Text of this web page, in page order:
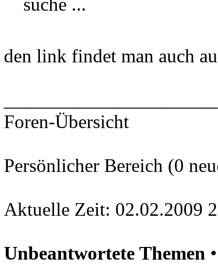
den link findet man auch
Foren-Übersicht
Persönlicher Bereich (0
Aktuelle Zeit: 02.02.2009
Unbeantwortete Themen